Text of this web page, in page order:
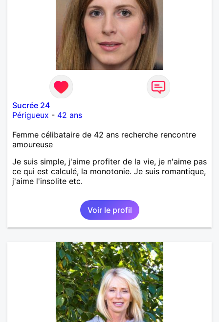
Sucrée 24
Périgueux - 42 ans
Femme célibataire de 42 ans recherche rencontre
amoureuse
Je suis simple, j'aime profiter de la vie, je n'aime pas
ce qui est calculé, la monotonie. Je suis romantique,
j'aime l'insolite etc.
Voir le profil